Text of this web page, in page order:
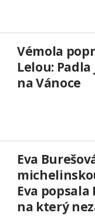
Vémola
Lelou:
na Vánoce
Eva
Eva
na který